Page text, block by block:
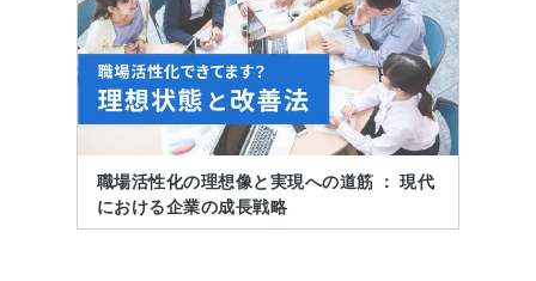
職場活性化の理想像と実現への道筋 ： 現代
における企業の成長戦略